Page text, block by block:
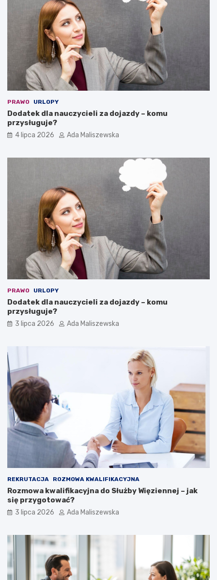
PRAWO URLOPY
Dodatek dla nauczycieli za dojazdy – komu
przysługuje?
4 lipca 2026 Ada Maliszewska
PRAWO URLOPY
Dodatek dla nauczycieli za dojazdy – komu
przysługuje?
3 lipca 2026 Ada Maliszewska
REKRUTACJA ROZMOWA KWALIFIKACYJNA
Rozmowa kwalifikacyjna do Służby Więziennej – jak
się przygotować?
3 lipca 2026 Ada Maliszewska